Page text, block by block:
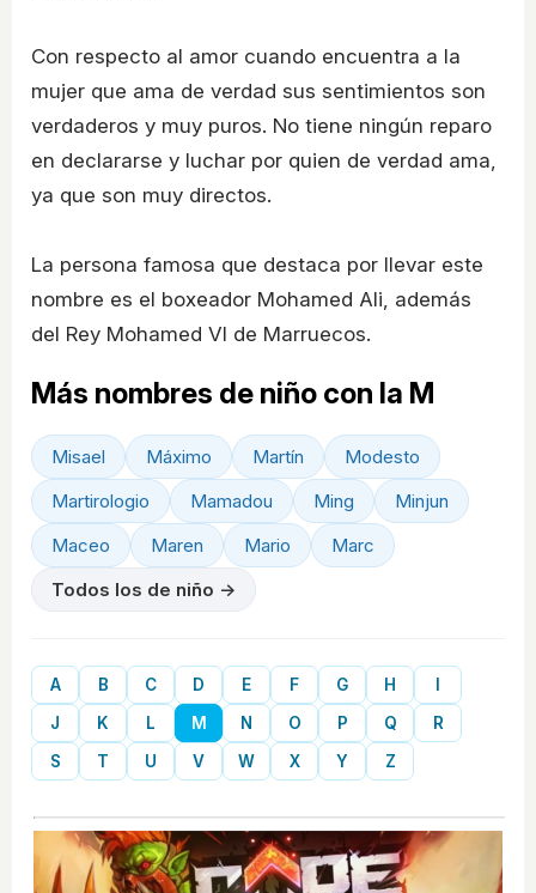
Con respecto al amor cuando encuentra a la
mujer que ama de verdad sus sentimientos son
verdaderos y muy puros. No tiene ningún reparo
en declararse y luchar por quien de verdad ama,
ya que son muy directos.
La persona famosa que destaca por llevar este
nombre es el boxeador Mohamed Ali, además
del Rey Mohamed VI de Marruecos.
Más nombres de niño con la M
Misael Máximo Martín
Modesto
Martirologio
Mamadou Ming
Minjun
Maceo
Maren Mario
Marc
Todos los de niño →
A B C D E F G H
J
K L M N O P Q
R
S
T U V W X Y Z